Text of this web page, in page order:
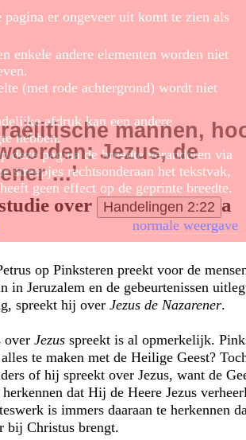
er ongeveer uit komt te zien als
enkele andere elementen worden niet
(met rode achtergrond) wordt niet
afdruk kan een andere
hebben.
deze pagina de breedte veranderen via
streepjes rechtsonderaan het tekstvak,
geen effect op de geprinte breedte.
normale weergave
mannen,
Jezus, de
...’
over Handelingen 2:22 a
op Pinksteren preekt voor de
in Jeruzalem en de gebeurtenissen
spreekt hij over Jezus de Nazarener.
over Jezusspreekt is al opmerkelijk.
te maken met de Heilige Geest?
of hij spreekt over Jezus, want de
herkennen dat Hij de Heere Jezus
is immers daaraan te herkennen
bij Christus brengt.